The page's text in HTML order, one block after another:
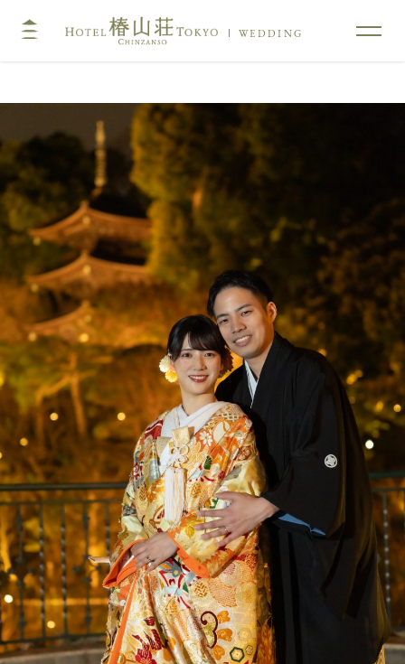
WEDDING
TOP コンセプト
キリスト教式・人前式
神前挙式
神社挙式
披露宴
大披露宴会場
中披露宴会場
小披露宴会場
料亭ウエディング
フォトガイドツアー 料理
ドレス・和装 プラン
ウエディングレポート ブライダルフェア
アクセス Q&A
ご列席の皆様へ 結納・顔合わせ
トピックス 結婚準備ガイド
お問い合わせ・
資料請求